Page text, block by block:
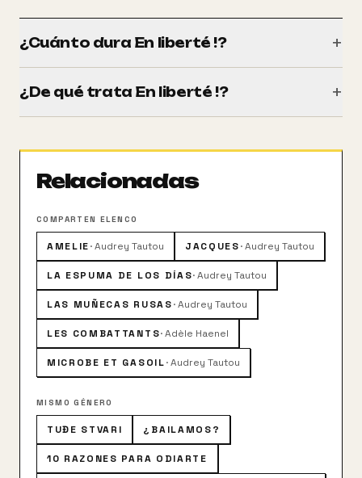
¿Cuánto dura En liberté !? +
¿De qué trata En liberté !? +
corrupto, trata de corregir sus errores. Cruzar
desencadena una serie de eventos salvajes.
Relacionadas
COMPARTEN ELENCO
AMELIE·Audrey Tautou JACQUES·Audrey Tautou
LA ESPUMA DE LOS DÍAS·Audrey Tautou
LAS MUÑECAS RUSAS·Audrey Tautou
LES COMBATTANTS·Adèle Haenel
MICROBE ET GASOIL·Audrey Tautou
MISMO GÉNERO
TUĐE STVARI ¿BAILAMOS?
10 RAZONES PARA ODIARTE